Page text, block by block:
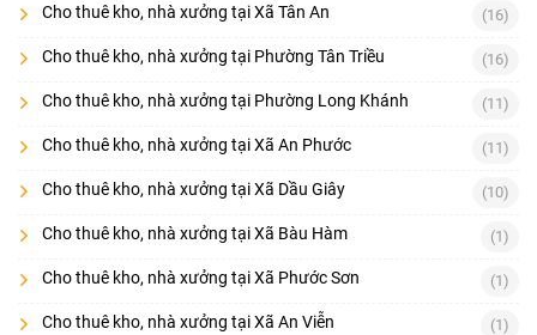
Cho thuê kho, nhà xưởng tại Xã Tân An (16)
Cho thuê kho, nhà xưởng tại Phường Tân Triều (16)
Cho thuê kho, nhà xưởng tại Phường Long Khánh (11)
Cho thuê kho, nhà xưởng tại Xã An Phước (11)
Cho thuê kho, nhà xưởng tại Xã Dầu Giây (10)
Cho thuê kho, nhà xưởng tại Xã Bàu Hàm (1)
Cho thuê kho, nhà xưởng tại Xã Phước Sơn (1)
Cho thuê kho, nhà xưởng tại Xã An Viễn (1)